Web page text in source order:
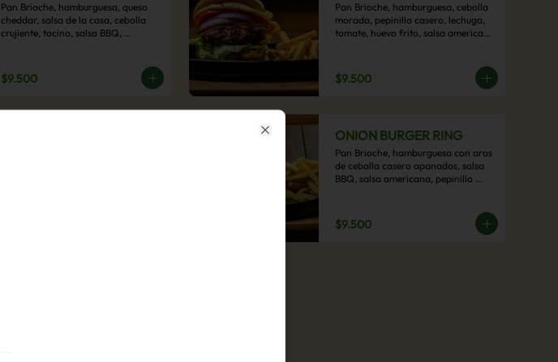
Pan Brioche, hamburguesa, queso
cheddar, salsa de la casa, cebolla
crujiente, tocino, salsa BBQ,
$9.500
Pan Brioche, hamburguesa, cebolla
morada, pepinillo casero, lechuga,
tomate, huevo frito, salsa americana
$9.500
ONION BURGER RING
Pan Brioche, hamburguesa con aros
de cebolla casero apanados, salsa
BBQ, salsa americana, pepinillo
acompañamiento de papas fritas.
$9.500